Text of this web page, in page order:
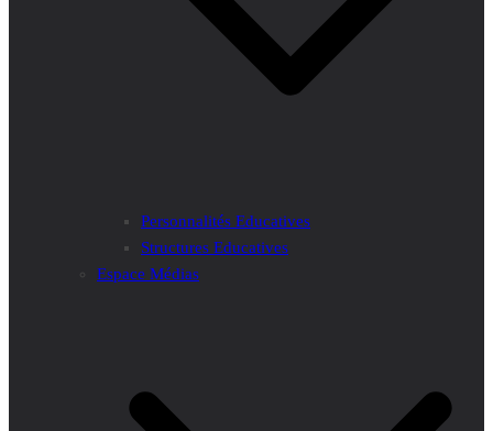
Personnalités Educatives
Structures Educatives
Espace Médias